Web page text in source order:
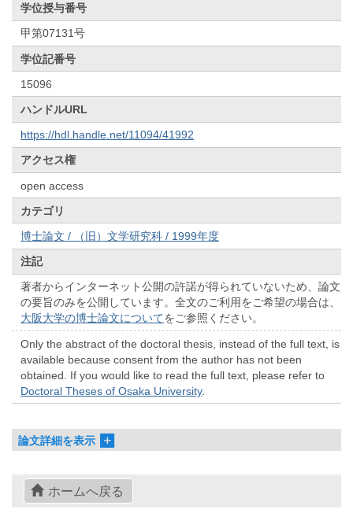
学位授与番号
甲第07131号
学位記番号
15096
ハンドルURL
https://hdl.handle.net/11094/41992
アクセス権
open access
カテゴリ
博士論文 / （旧）文学研究科 / 1999年度
注記
著者からインターネット公開の許諾が得られていないため、論文
の要旨のみを公開しています。全文のご利用をご希望の場合は、
大阪大学の博士論文についてをご参照ください。
Only the abstract of the doctoral thesis, instead of the full text, is
available because consent from the author has not been
obtained. If you would like to read the full text, please refer to
Doctoral Theses of Osaka University.
論文詳細を表示
ホームへ戻る